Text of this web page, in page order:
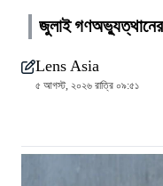
জুলাই
Lens Asia
৫ আগস্ট, ২০২৬ রাত্রি ০৯:৫১